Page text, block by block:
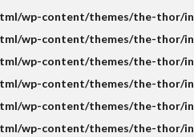
wp-content/themes/the-thor/
wp-content/themes/the-thor/
wp-content/themes/the-thor/
wp-content/themes/the-thor/
wp-content/themes/the-thor/
wp-content/themes/the-thor/